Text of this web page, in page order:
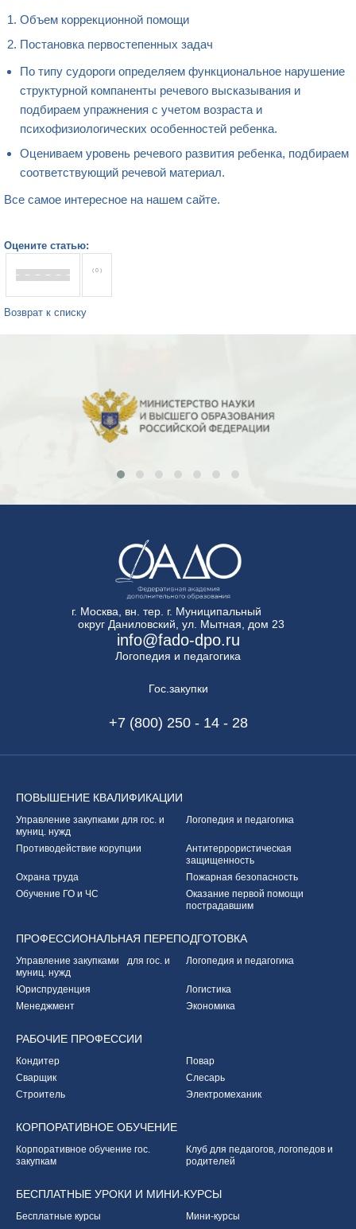
Объем коррекционной помощи
Постановка первостепенных задач
По типу судороги определяем функциональное нарушение
структурной компаненты речевого высказывания и
подбираем упражнения с учетом возраста и
психофизиологических особенностей ребенка.
Оцениваем уровень речевого развития ребенка, подбираем
соответствующий речевой материал.
Все самое интересное на нашем сайте.
Оцените статью:
( 0 )
Возврат к списку
г. Москва, вн. тер. г. Муниципальный
округ Даниловский, ул. Мытная, дом 23
info@fado-dpo.ru
Логопедия и педагогика
Гос.закупки
+7 (800) 250 - 14 - 28
ПОВЫШЕНИЕ КВАЛИФИКАЦИИ
Управление закупками для гос. и
муниц. нужд
Логопедия и педагогика
Противодействие корупции
Антитеррористическая
защищенность
Охрана труда
Пожарная безопасность
Обучение ГО и ЧС
Оказание первой помощи
пострадавшим
ПРОФЕССИОНАЛЬНАЯ ПЕРЕПОДГОТОВКА
Управление закупками для гос. и
муниц. нужд
Логопедия и педагогика
Юриспруденция
Логистика
Менеджмент
Экономика
РАБОЧИЕ ПРОФЕССИИ
Кондитер
Повар
Сварщик
Слесарь
Строитель
Электромеханик
КОРПОРАТИВНОЕ ОБУЧЕНИЕ
Корпоративное обучение гос.
закупкам
Клуб для педагогов, логопедов и
родителей
БЕСПЛАТНЫЕ УРОКИ И МИНИ-КУРСЫ
Бесплатные курсы Мини-курсы